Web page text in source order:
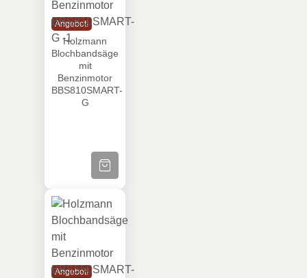
Angebot! Holzmann Blochbandsäge mit Benzinmotor
Holzmann
Blochbandsäge
mit
Benzinmotor
BBS810SMART-
G
ZUM PRODUKT
Angebot! Holzmann Blochbandsäge mit Benzinmotor